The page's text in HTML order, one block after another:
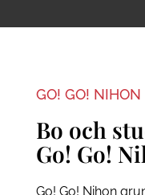
GO! GO! NIHON
Bo och
Go! Go!
Go! Go! Nihon